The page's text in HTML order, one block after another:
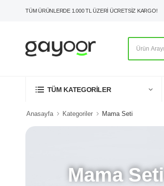
TÜM ÜRÜNLERDE 1.000 TL ÜZERİ ÜCRETSİZ KARGO!
TÜM KATEGORİLER
Anasayfa Kategoriler Mama Seti
Mama Seti